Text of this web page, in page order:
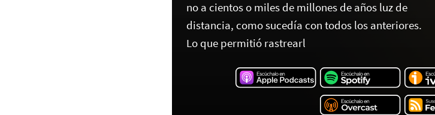
no a cientos o miles de millones de años luz de
distancia, como sucedía con todos los anteriores.
Lo que permitió rastrearl